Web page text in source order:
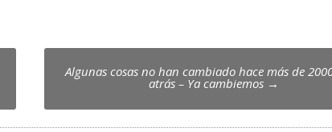
Algunas cosas no han cambiado hace más de
atrás – Ya cambiemos →